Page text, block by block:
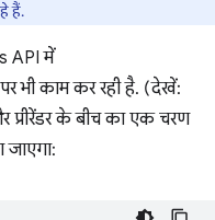
हैं.
API में
भी काम कर रही है. (देखें:
प्रीरेंडर के बीच का एक चरण
जाएगा: